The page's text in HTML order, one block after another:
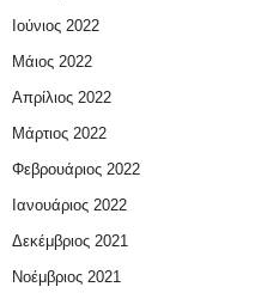
Ιούνιος 2022
Μάιος 2022
Απρίλιος 2022
Μάρτιος 2022
Φεβρουάριος 2022
Ιανουάριος 2022
Δεκέμβριος 2021
Νοέμβριος 2021